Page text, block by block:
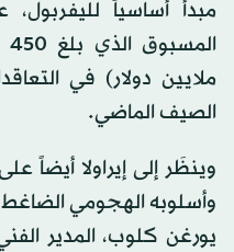
مبدأ أساسياً
ملايين دولار) في
الصيف الماضي.
وينظَر إلى إيراولا أيضاً
وأسلوبه الهجومي
يورغن كلوب، المدير